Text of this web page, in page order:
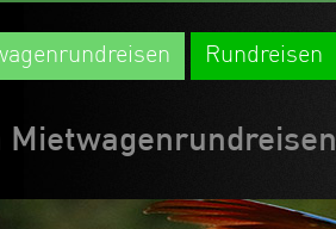
Rundreisen
Mietwagenrundreisen